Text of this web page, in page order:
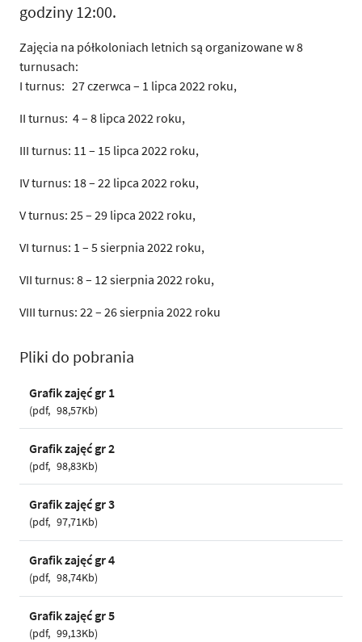
godziny 12:00.
Zajęcia na półkoloniach letnich są organizowane w 8
turnusach:
I turnus: 27 czerwca – 1 lipca 2022 roku,
II turnus: 4 – 8 lipca 2022 roku,
III turnus: 11 – 15 lipca 2022 roku,
IV turnus: 18 – 22 lipca 2022 roku,
V turnus: 25 – 29 lipca 2022 roku,
VI turnus: 1 – 5 sierpnia 2022 roku,
VII turnus: 8 – 12 sierpnia 2022 roku,
VIII turnus: 22 – 26 sierpnia 2022 roku
Pliki do pobrania
Grafik zajęć gr 1
pdf 98,57Kb
Grafik zajęć gr 2
pdf 98,83Kb
Grafik zajęć gr 3
pdf 97,71Kb
Grafik zajęć gr 4
pdf 98,74Kb
Grafik zajęć gr 5
pdf 99,13Kb